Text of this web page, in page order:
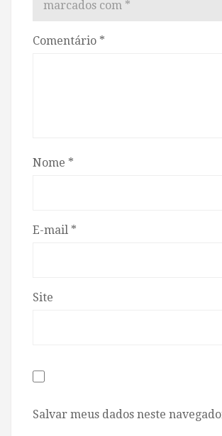
marcados com *
Comentário *
Nome *
E-mail *
Site
Salvar meus dados neste